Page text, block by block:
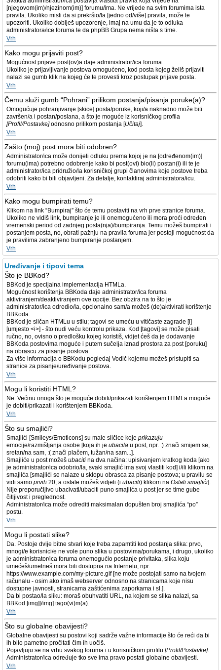
[njegovom(im)/njezinom(im)] forumu/ima. Ne vrijede na svim forumima ista
pravila. Ukoliko misli da si prekršio/la [jedno od/više] pravila, može te
upozoriti. Ukoliko dobiješ upozorenje, imaj na umu da je to odluka
administratora/ice foruma te da phpBB Grupa nema ništa s time.
Vrh
Kako mogu prijaviti post?
Mogućnost prijave post(ov)a daje administrator/ica foruma.
Ukoliko je prijavljivanje postova omogućeno, kod posta kojeg želiš prijaviti
nalazi se gumb klik na kojeg će te provesti kroz postupak prijave posta.
Vrh
Čemu služi gumb “Pohrani” prilikom postanja/pisanja poruke(a)?
Omogućuje pohranjivanje [skice] posta/poruke, koji/a naknadno može biti
završen/a i postan/poslana, a što je moguće iz korisničkog profila
[Profil/Postavke]odnosno prilikom postanja [Učitaj].
Vrh
Zašto (moj) post mora biti odobren?
Administrator/ica može donijeti odluku prema kojoj je na [određenom(im)]
forumu(ima) potrebno odobrenje kako bi post(ovi) bio(li) postan(i) ili te je
administrator/ica pridružio/la korisničkoj grupi članovima koje postove treba
odobriti kako bi bili objavljeni. Za detalje, kontaktiraj administratora/icu.
Vrh
Kako mogu bumpirati temu?
Klikom na link “Bumpiraj” što će temu postaviti na vrh prve stranice foruma.
Ukoliko ne vidiš link, bumpiranje je ili onemogućeno ili mora proći određen
vremenski period od zadnjeg posta(nja)/bumpiranja. Temu možeš bumpirati i
postanjem posta, no, obrati pažnju na pravila foruma jer postoji mogućnost da
je pravilima zabranjeno bumpiranje postanjem.
Vrh
Uređivanje i tipovi tema
Što je BBKod?
BBKod je specijalna implementacija HTMLa.
Mogućnost korištenja BBKoda daje administrator/ica foruma
aktiviranjem/deaktiviranjem ove opcije. Bez obzira na to što je
administrator/ica odredio/la, opcionalno sam/a možeš (de)aktivirati korištenje
BBKoda.
BBKod je sličan HTMLu u stilu; tagovi se umeću u vitičaste zagrade [i]
[umjesto <i>] - što nudi veću kontrolu prikaza. Kod [tagovi] se može pisati
ručno, no, ovisno o predlošku kojeg koristiš, vidjet ćeš da je dodavanje
BBKoda postovima moguće i putem sučelja iznad prostora za post [poruku]
na obrascu za pisanje postova.
Za više informacija o BBKodu pogledaj Vodič kojemu možeš pristupiti sa
stranice za pisanje/uređivanje postova.
Vrh
Mogu li koristiti HTML?
Ne. Većinu onoga što je moguće dobiti/prikazati korištenjem HTMLa moguće
je dobiti/prikazati i korištenjem BBKoda.
Vrh
Što su smajlići?
Smajlići [Smileys/Emoticons] su male sličice koje prikazuju
emocije/razmišljanja osobe [koja ih je ubacila u post, npr. :) znači smijem se,
sretan/na sam, :( znači plačem, tužan/na sam...].
Smajliće u post možeš ubaciti na dva načina: upisivanjem kratkog koda [ako
je administrator/ica odobrio/la, svaki smajlić ima svoj vlastiti kod] i/ili klikom na
smajlića [smajlići se nalaze u sklopu obrasca za pisanje postova; u pravilu se
vidi samo prvih 20, a ostale možeš vidjeti (i ubaciti) klikom na Ostali smajlići].
Nije preporučljivo ubacivati/ubaciti puno smajlića u post jer se time gube
čitljivost i preglednost.
Administrator/ica može odrediti maksimalan dopušten broj smajlića “po”
postu.
Vrh
Mogu li postati slike?
Da. Postoje dvije bitne stvari koje treba zapamtiti kod postanja slika: prvo,
mnogi/e korisnici/e ne vole puno slika u postovima/porukama, i drugo, ukoliko
je administrator/ica foruma onemogućio postanje privitaka, slika koju
umećeš/umetneš mora biti dostupna na Internetu, npr.
https://www.example.com/my-picture.gif [ne može postojati samo na tvojem
računalu - osim ako imaš webserver odnosno na stranicama koje nisu
dostupne javnosti, stranicama zaštićenima zaporkama i sl.].
Da bi postao/la sliku: moraš obuhvatiti URL, na kojem se slika nalazi, sa
BBKod [img][/img] tago(vi)m(a).
Vrh
Što su globalne obavijesti?
Globalne obavijesti su postovi koji sadrže važne informacije što će reći da bi
ih bilo pametno pročitati čim ih uočiš.
Pojavljuju se na vrhu svakog foruma i u korisničkom profilu [Profil/Postavke].
Administrator/ica određuje tko sve ima pravo postati globalne obavijesti.
Vrh